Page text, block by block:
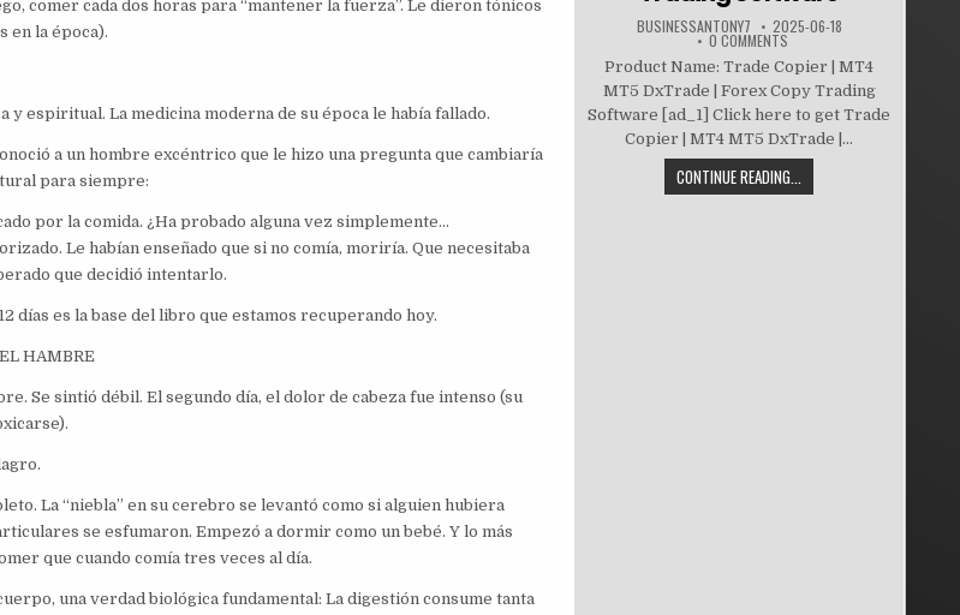
comer cada dos horas para “mantener la fuerza”. Le dieron tónicos
en la época).
y espiritual. La medicina moderna de su época le había fallado.
a un hombre excéntrico que le hizo una pregunta que cambiaría
para siempre:
por la comida. ¿Ha probado alguna vez simplemente…
Le habían enseñado que si no comía, moriría. Que necesitaba
que decidió intentarlo.
días es la base del libro que estamos recuperando hoy.
HAMBRE
Se sintió débil. El segundo día, el dolor de cabeza fue intenso (su
La “niebla” en su cerebro se levantó como si alguien hubiera
se esfumaron. Empezó a dormir como un bebé. Y lo más
que cuando comía tres veces al día.
una verdad biológica fundamental: La digestión consume tanta
BUSINESSANTONY7 2025-06-18
0 COMMENTS
Product Name: Trade Copier | MT4
MT5 DxTrade | Forex Copy Trading
Software [ad_1] Click here to get Trade
Copier | MT4 MT5 DxTrade |...
CONTINUE READING...